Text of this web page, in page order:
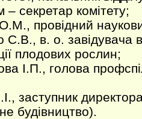
секретар комітету;
провідний
С.В., в. о. завідувача
плодових рослин;
І.П., голова
заступник
будівництво).